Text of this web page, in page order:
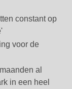
constant op
voor de
al
in een heel